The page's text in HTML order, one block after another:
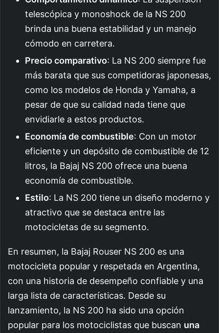
telescópica y monoshock de la NS 200
brinda una buena estabilidad y un manejo
cómodo en carretera.
Precio comparativo: La NS 200 siempre fue
más barata que sus competidoras japonesas,
como los modelos de Honda y Yamaha, a
pesar de que su calidad nada tiene que
envidiarle a estos productos.
Economía de combustible: Con un motor
eficiente y un depósito de combustible de 12
litros, la Bajaj NS 200 ofrece una buena
economía de combustible.
Estilo: La NS 200 tiene un diseño moderno y
atractivo que se destaca entre las
motocicletas de su segmento.
En resumen, la Bajaj Rouser NS 200 es una
motocicleta popular y respetada en Argentina,
con una historia de desempeño confiable y una
larga lista de características. Desde su
lanzamiento, la NS 200 ha sido una opción
popular para los motociclistas que buscan una